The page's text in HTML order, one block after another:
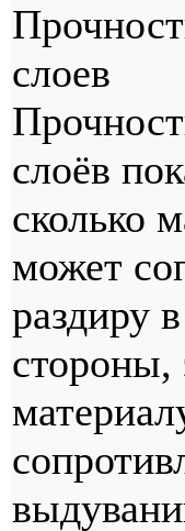
слоев
слоёв
сколько
может
раздиру
стороны,